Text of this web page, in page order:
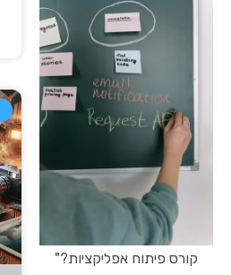
קורס פיתוח אפליקציות?"